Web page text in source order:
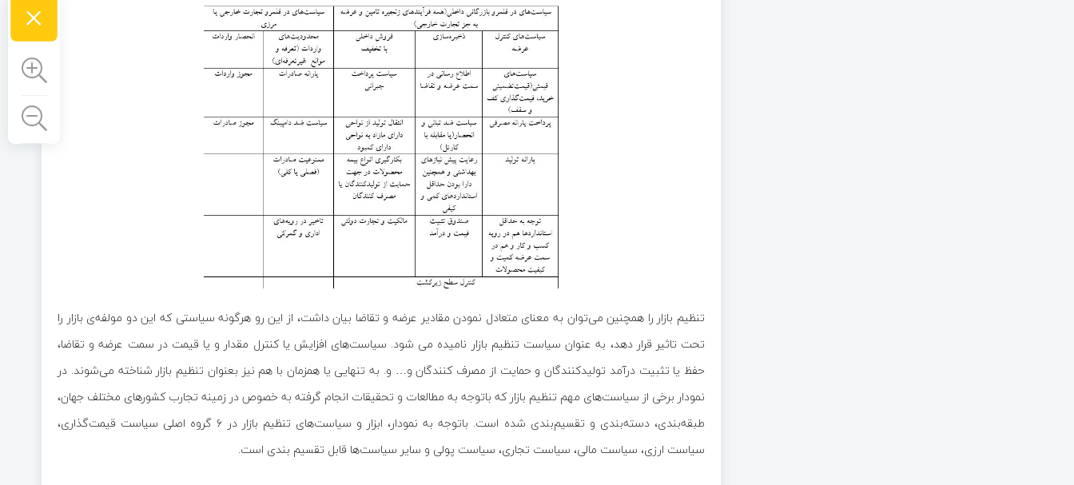
تنظیم بازار را همچنین می‌توان به معنای متعادل نمودن مقادیر عرضه و تقاضا بیان داشت، از این رو هرگونه سیاستی که این دو مولفه‌ی بازار را
تحت تاثیر قرار دهد، به عنوان سیاست تنظیم بازار نامیده می شود. سیاست‌های افزایش یا کنترل مقدار و یا قیمت در سمت عرضه و تقاضا،
حفظ یا تثبیت درآمد تولیدکنندگان و حمایت از مصرف کنندگان و… و. به تنهایی یا همزمان با هم نیز بعنوان تنظیم بازار شناخته می‌شوند. در
نمودار برخی از سیاست‌های مهم تنظیم بازار که باتوجه به مطالعات و تحقیقات انجام گرفته به خصوص در زمینه تجارب کشورهای مختلف جهان،
طبقه‌بندی، دسته‌بندی و تقسیم‌بندی شده است. باتوجه به نمودار، ابزار و سیاست‌های تنظیم بازار در ۶ گروه اصلی سیاست قیمت‌گذاری،
سیاست ارزی، سیاست مالی، سیاست تجاری، سیاست پولی و سایر سیاست‌ها قابل تقسیم بندی است.
×